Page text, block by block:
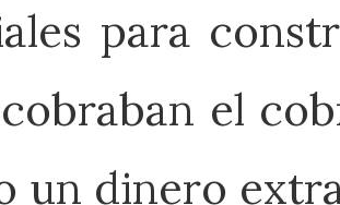
para
el
un dinero